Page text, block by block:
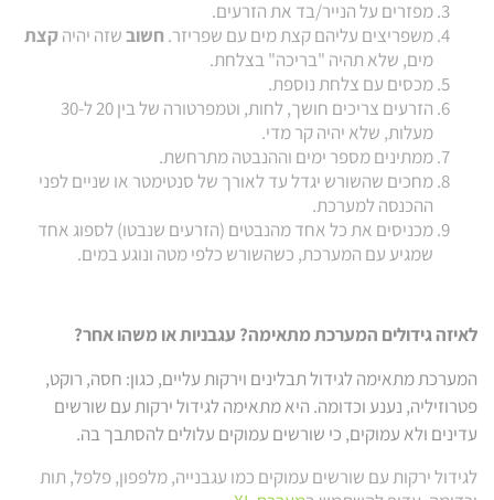
מפזרים על הנייר/בד את הזרעים.
משפריצים עליהם קצת מים עם שפריזר. חשובשזה יהיהקצת
מים, שלא תהיה "בריכה" בצלחת.
מכסים עם צלחת נוספת.
הזרעים צריכים חושך, לחות, וטמפרטורה של בין 20 ל-30
מעלות, שלא יהיה קר מדי.
ממתינים מספר ימים וההנבטה מתרחשת.
מחכים שהשורש יגדל עד לאורך של סנטימטר או שניים לפני
ההכנסה למערכת.
מכניסים את כל אחד מהנבטים (הזרעים שנבטו) לספוג אחד
שמגיע עם המערכת, כשהשורש כלפי מטה ונוגע במים.
לאיזה גידולים המערכת מתאימה? עגבניות או משהו אחר?
המערכת מתאימה לגידול תבלינים וירקות עליים, כגון: חסה, רוקט,
פטרוזיליה, נענע וכדומה. היא מתאימה לגידול ירקות עם שורשים
עדינים ולא עמוקים, כי שורשים עמוקים עלולים להסתבך בה.
לגידול ירקות עם שורשים עמוקים כמו עגבנייה, מלפפון, פלפל, תות